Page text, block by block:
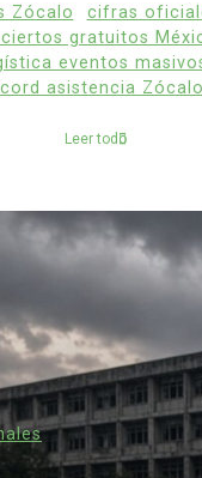
Zócalo
cifras
gratuitos
eventos
asistencia Zócalo
Leer todo